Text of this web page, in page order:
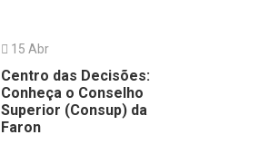
15 Abr
Centro das Decisões:
Conheça o Conselho
Superior (Consup) da
Faron